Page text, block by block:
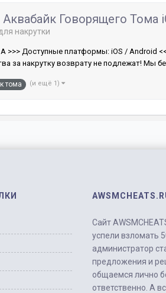
Говорящего Тома
накрутки
Доступные платформы: iOS / Android
за накрутку возврату не подлежат! Мы
тома (и ещё 1)
Сайт
успели взломать
администратор
предложения и
общаемся лично
ответственно. А